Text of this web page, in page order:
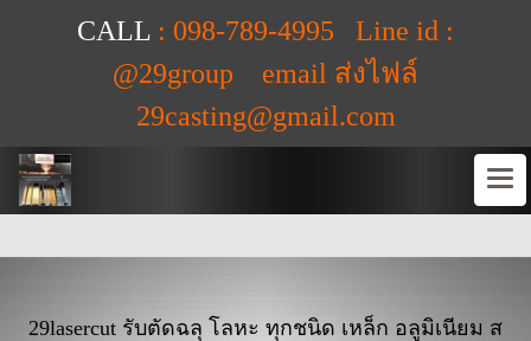
CALL : 098-789-4995 Line id :
@29group email ส่งไฟล์
29casting@gmail.com
29lasercut รับตัดฉลุ โลหะ ทุกชนิด เหล็ก อลูมิเนียม ส